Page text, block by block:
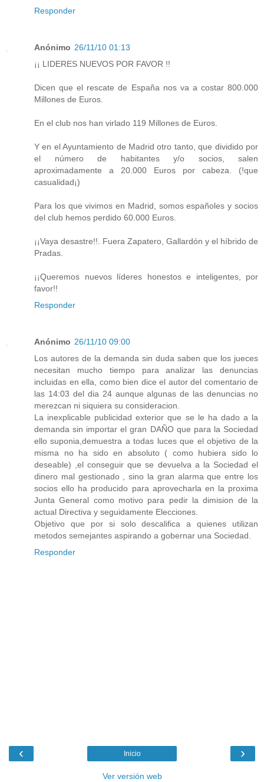
Responder
Anónimo 26/11/10 01:13
¡¡ LIDERES NUEVOS POR FAVOR !!
Dicen que el rescate de España nos va a costar 800.000
Millones de Euros.
En el club nos han virlado 119 Millones de Euros.
Y en el Ayuntamiento de Madrid otro tanto, que dividido por
el número de habitantes y/o socios, salen
aproximadamente a 20.000 Euros por cabeza. (!que
casualidad¡)
Para los que vivimos en Madrid, somos españoles y socios
del club hemos perdido 60.000 Euros.
¡¡Vaya desastre!!. Fuera Zapatero, Gallardón y el híbrido de
Pradas.
¡¡Queremos nuevos líderes honestos e inteligentes, por
favor!!
Responder
Anónimo 26/11/10 09:00
Los autores de la demanda sin duda saben que los jueces
necesitan mucho tiempo para analizar las denuncias
incluidas en ella, como bien dice el autor del comentario de
las 14:03 del dia 24 aunque algunas de las denuncias no
merezcan ni siquiera su consideracion.
La inexplicable publicidad exterior que se le ha dado a la
demanda sin importar el gran DAÑO que para la Sociedad
ello suponia,demuestra a todas luces que el objetivo de la
misma no ha sido en absoluto ( como hubiera sido lo
deseable) ,el conseguir que se devuelva a la Sociedad el
dinero mal gestionado , sino la gran alarma que entre los
socios ello ha producido para aprovecharla en la proxima
Junta General como motivo para pedir la dimision de la
actual Directiva y seguidamente Elecciones.
Objetivo que por si solo descalifica a quienes utilizan
metodos semejantes aspirando a gobernar una Sociedad.
Responder
‹ ›
Inicio
Ver versión web